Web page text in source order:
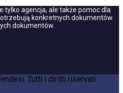
tylko agencja, ale także pomoc dla
konkretnych dokumentów.
dokumentów.
Tutti i diritti riservati.